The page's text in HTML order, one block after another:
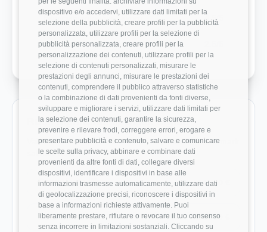
dispositivo e/o accedervi, utilizzare dati limitati per la
selezione della pubblicità, creare profili per la pubblicità
personalizzata, utilizzare profili per la selezione di
pubblicità personalizzata, creare profili per la
personalizzazione dei contenuti, utilizzare profili per la
selezione di contenuti personalizzati, misurare le
prestazioni degli annunci, misurare le prestazioni dei
contenuti, comprendere il pubblico attraverso statistiche
o la combinazione di dati provenienti da fonti diverse,
sviluppare e migliorare i servizi, utilizzare dati limitati per
la selezione dei contenuti, garantire la sicurezza,
prevenire e rilevare frodi, correggere errori, erogare e
presentare pubblicità e contenuto, salvare e comunicare
le scelte sulla privacy, abbinare e combinare dati
provenienti da altre fonti di dati, collegare diversi
dispositivi, identificare i dispositivi in base alle
informazioni trasmesse automaticamente, utilizzare dati
di geolocalizzazione precisi, riconoscere i dispositivi in
base a informazioni richieste attivamente. Puoi
liberamente prestare, rifiutare o revocare il tuo consenso
senza incorrere in limitazioni sostanziali. Cliccando su
Bilanciamento Vita-Lavoro 4.5/5
Crescita Professionale
Ruoli monitorati in Delex Digital
Vai direttamente ai ruoli con dati disponibili e benchmark
salariali reali.
Consulente IT 44.000 €
Data Scientist 24.000 €